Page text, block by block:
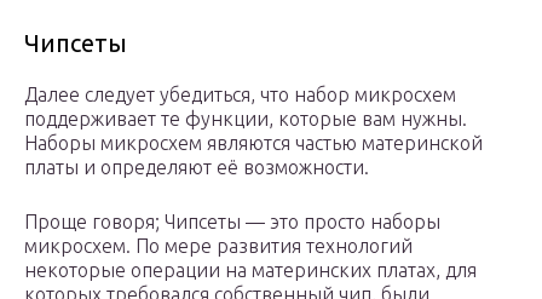
Чипсеты
Далее следует убедиться, что набор микросхем
поддерживает те функции, которые вам нужны.
Наборы микросхем являются частью материнской
платы и определяют её возможности.
Проще говоря; Чипсеты — это просто наборы
микросхем. По мере развития технологий
некоторые операции на материнских платах, для
которых требовался собственный чип, были